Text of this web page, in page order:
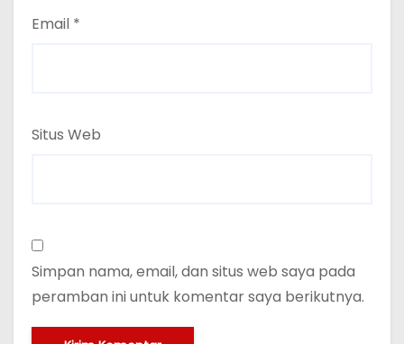
Email *
Situs Web
Simpan nama, email, dan situs web saya pada
peramban ini untuk komentar saya berikutnya.